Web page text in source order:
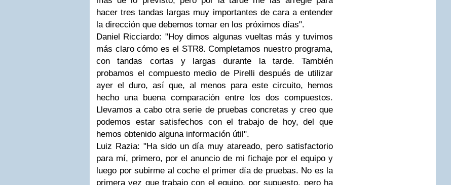
hacer tres tandas largas muy importantes de cara a entender
la dirección que debemos tomar en los próximos días".
Daniel Ricciardo: "Hoy dimos algunas vueltas más y tuvimos
más claro cómo es el STR8. Completamos nuestro programa,
con tandas cortas y largas durante la tarde. También
probamos el compuesto medio de Pirelli después de utilizar
ayer el duro, así que, al menos para este circuito, hemos
hecho una buena comparación entre los dos compuestos.
Llevamos a cabo otra serie de pruebas concretas y creo que
podemos estar satisfechos con el trabajo de hoy, del que
hemos obtenido alguna información útil".
Luiz Razia: "Ha sido un día muy atareado, pero satisfactorio
para mí, primero, por el anuncio de mi fichaje por el equipo y
luego por subirme al coche el primer día de pruebas. No es la
primera vez que trabajo con el equipo, por supuesto, pero ha